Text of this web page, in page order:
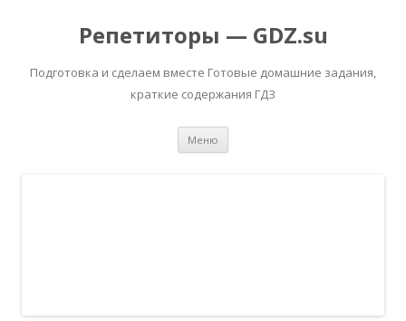
Репетиторы — GDZ.su
Подготовка и сделаем вместе Готовые домашние задания,
краткие содержания ГДЗ
Меню